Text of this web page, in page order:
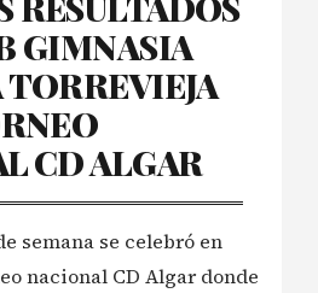
GIMNASIA
CD ALGAR
semana se celebró en
nacional CD Algar donde